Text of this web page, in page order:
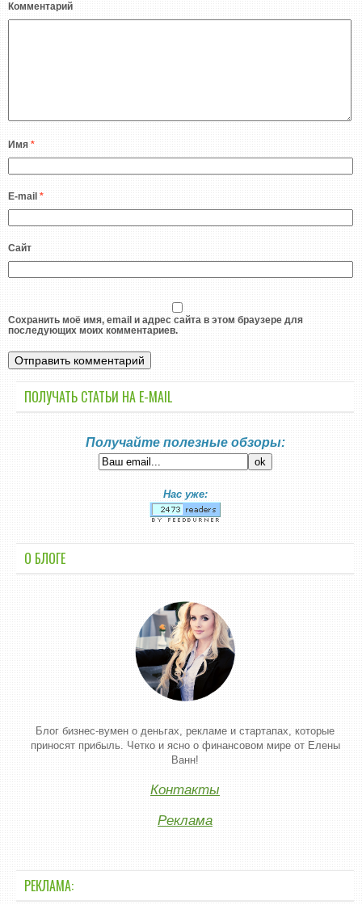
Комментарий
Имя *
E-mail *
Сайт
Сохранить моё имя, email и адрес сайта в этом браузере для
последующих моих комментариев.
ПОЛУЧАТЬ СТАТЬИ НА E-MАIL
Получайте полезные обзоры:
Нас уже:
О БЛОГЕ
Блог бизнес-вумен о деньгах, рекламе и стартапах, которые
приносят прибыль. Четко и ясно о финансовом мире от Елены
Ванн!
Контакты
Реклама
РЕКЛАМА: